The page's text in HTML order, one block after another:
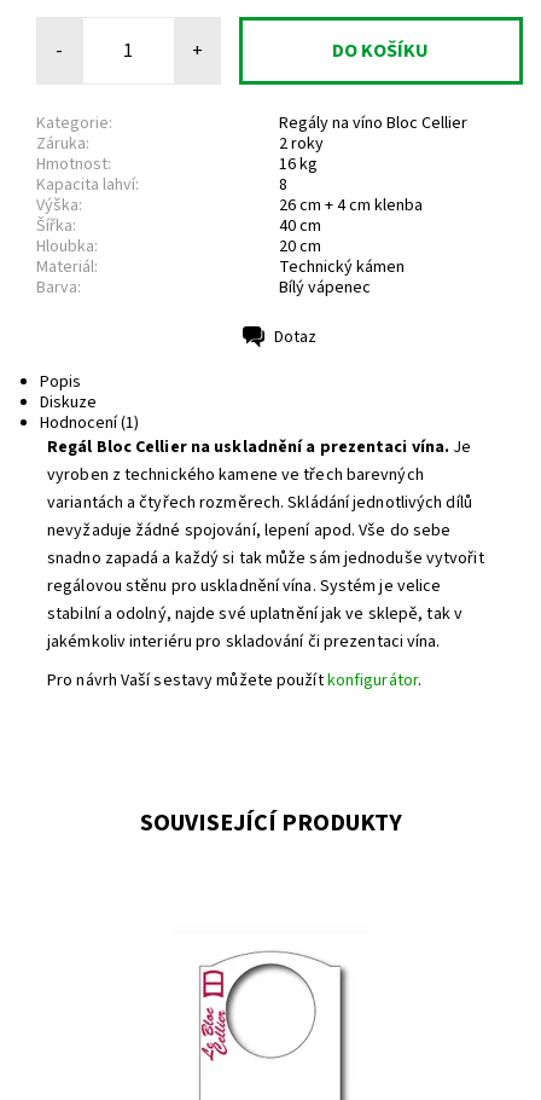
- +
Kategorie:
Regály na víno Bloc Cellier
Záruka:
2 roky
Hmotnost:
16 kg
Kapacita lahví:
8
Výška:
26 cm + 4 cm klenba
Šířka:
40 cm
Hloubka:
20 cm
Materiál:
Technický kámen
Barva:
Bílý vápenec
Dotaz
Popis
Diskuze
Hodnocení (1)
Regál Bloc Cellier na uskladnění a prezentaci vína. Je
vyroben z technického kamene ve třech barevných
variantách a čtyřech rozměrech. Skládání jednotlivých dílů
nevyžaduje žádné spojování, lepení apod. Vše do sebe
snadno zapadá a každý si tak může sám jednoduše vytvořit
regálovou stěnu pro uskladnění vína. Systém je velice
stabilní a odolný, najde své uplatnění jak ve sklepě, tak v
jakémkoliv interiéru pro skladování či prezentaci vína.
Pro návrh Vaší sestavy můžete použítkonfigurátor.
SOUVISEJÍCÍ PRODUKTY
30 ks plastových visaček k označení lahví.
Skladem 15
Bloc Cellier